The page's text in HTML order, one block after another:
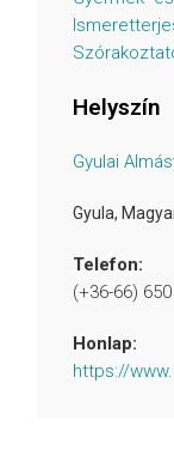
Helyszín
Gyulai
Gyula,
Telefon:
(+36-66)
Honlap:
https://